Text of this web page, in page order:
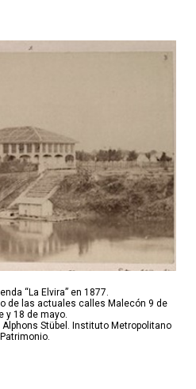
“La Elvira” en 1877.
de las actuales calles Malecón 9 de
y 18 de mayo.
Stübel. Instituto Metropolitano